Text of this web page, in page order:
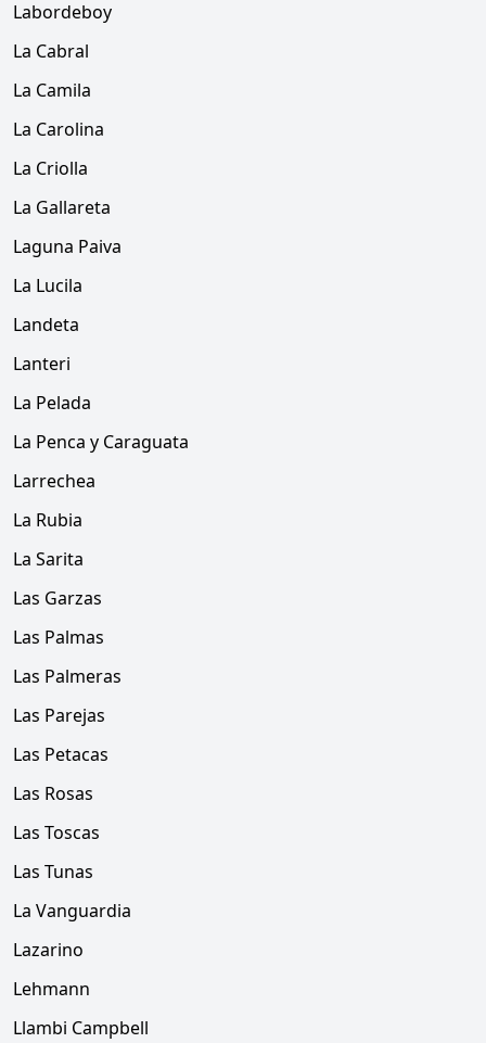
Labordeboy
La Cabral
La Camila
La Carolina
La Criolla
La Gallareta
Laguna Paiva
La Lucila
Landeta
Lanteri
La Pelada
La Penca y Caraguata
Larrechea
La Rubia
La Sarita
Las Garzas
Las Palmas
Las Palmeras
Las Parejas
Las Petacas
Las Rosas
Las Toscas
Las Tunas
La Vanguardia
Lazarino
Lehmann
Llambi Campbell